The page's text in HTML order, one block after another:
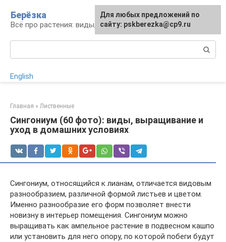
контенту
Берёзка
Всё про растения: виды, выращивание, уход
English
Главная » Лиственные
Сингониум (60 фото): виды, выращивание и
уход в домашних условиях
Сингониум, относящийся к лианам, отличается видовым
разнообразием, различной формой листьев и цветом.
Именно разнообразие его форм позволяет внести
новизну в интерьер помещения. Сингониум можно
выращивать как ампельное растение в подвесном кашпо
или установить для него опору, по которой побеги будут
Для любых предложений по
сайту: pskberezka@cp9.ru